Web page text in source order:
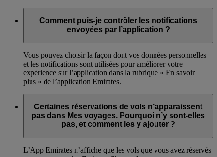
Comment puis-je contrôler les notifications
envoyées par l’application ?
Vous pouvez choisir la façon dont vos données personnelles
et les notifications sont utilisées pour améliorer votre
expérience sur l’application dans la rubrique « En savoir
plus » de l’application Emirates.
Certaines réservations de vols n’apparaissent
pas dans Mes voyages. Pourquoi n’y sont-elles
pas, et comment les y ajouter ?
L’App Emirates n’affiche que les vols que vous avez réservés